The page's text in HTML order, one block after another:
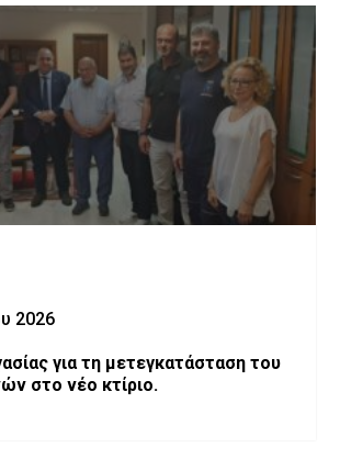
2026
για τη μετεγκατάσταση του
στο νέο κτίριο.